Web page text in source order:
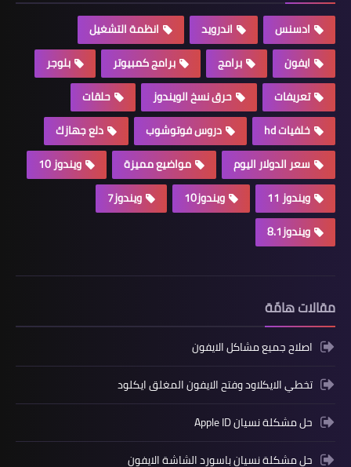
ادسنس اندرويد
انظمة التشغيل
ايفون
برامج برامج كمبيوتر
بلوجر
تعريفات
حرق نسخ الويندوز
حلقات
خلفيات hd
دروس فوتوشوب
دلع جهازك
سعر الدولار اليوم
مواضيع مميزة
ويندوز 10
ويندوز 11
ويندوز10
ويندوز7
ويندوز8.1
مقالات هامّة
اصلاح جميع مشاكل الايفون
تخطي الايكلاود وفتح الايفون المغلق ايكلود
حل مشكلة نسيان Apple ID
حل مشكلة نسيان باسورد الشاشة الايفون